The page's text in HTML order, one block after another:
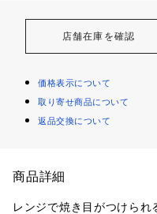
店舗在庫を確認
価格表示について
取り寄せ商品について
返品交換について
商品詳細
レンジで焼き目がつけられ